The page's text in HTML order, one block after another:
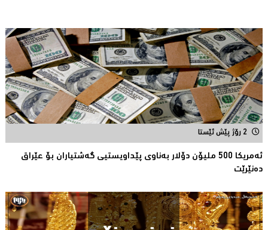
2 رۆژ پێش ئێستا
ئەمریكا 500 ملیۆن دۆلار بەناوى پێداویستیی گەشتیاران بۆ عێراق
دەنێرێت